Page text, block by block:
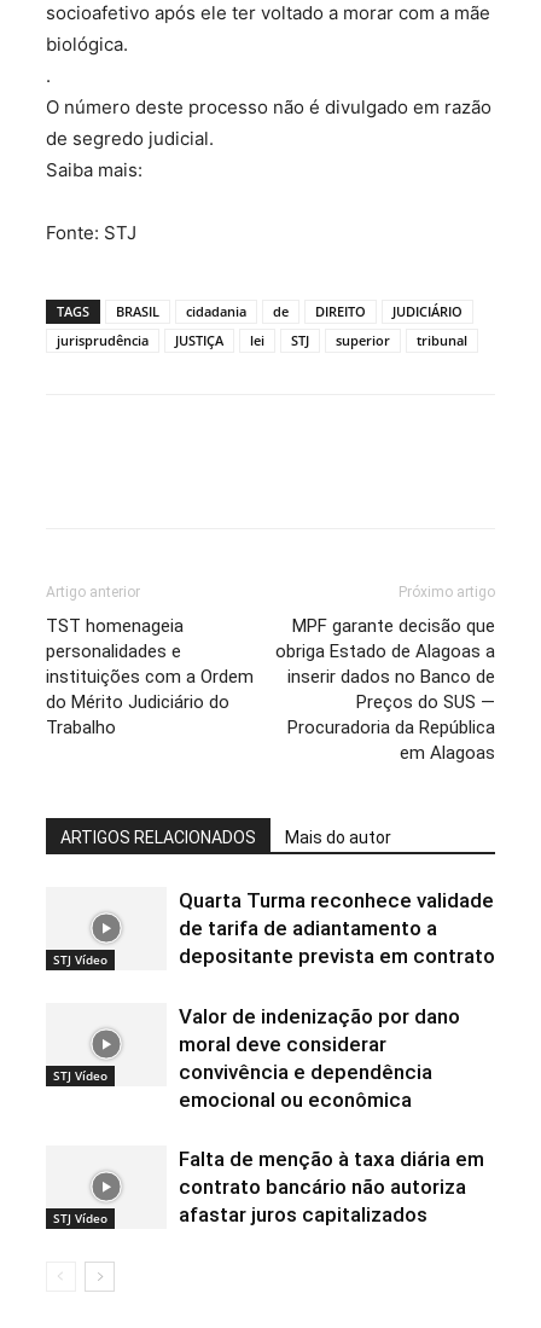
socioafetivo após ele ter voltado a morar com a mãe
biológica.
.
O número deste processo não é divulgado em razão
de segredo judicial.
Saiba mais:
Fonte: STJ
TAGS BRASIL cidadania de DIREITO
JUDICIÁRIO
jurisprudência
JUSTIÇA lei STJ superior tribunal
Artigo anterior
TST homenageia
personalidades e
instituições com a Ordem
do Mérito Judiciário do
Trabalho
Próximo artigo
MPF garante decisão que
obriga Estado de Alagoas a
inserir dados no Banco de
Preços do SUS —
Procuradoria da República
em Alagoas
ARTIGOS RELACIONADOS Mais do autor
STJ Vídeo
Quarta Turma reconhece validade
de tarifa de adiantamento a
depositante prevista em contrato
STJ Vídeo
Valor de indenização por dano
moral deve considerar
convivência e dependência
emocional ou econômica
STJ Vídeo
Falta de menção à taxa diária em
contrato bancário não autoriza
afastar juros capitalizados